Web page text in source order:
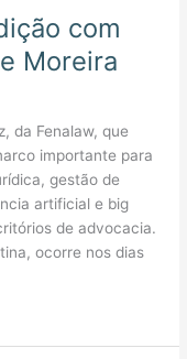
com
Moreira
da Fenalaw, que
importante para
gestão de
artificial e big
de advocacia.
ocorre nos dias